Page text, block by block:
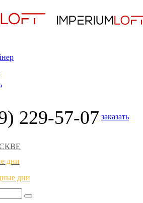
229-57-07 заказать
дни
дни